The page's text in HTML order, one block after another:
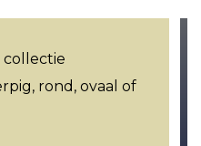
rond, ovaal of